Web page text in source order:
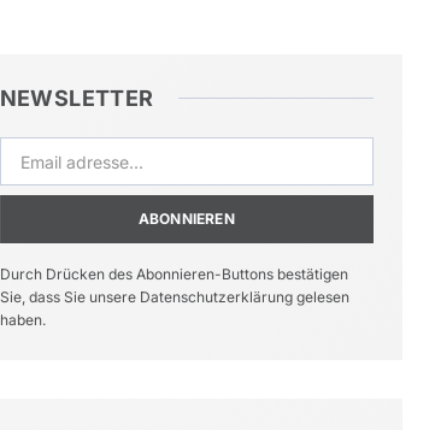
NEWSLETTER
ABONNIEREN
Durch Drücken des Abonnieren-Buttons bestätigen
Sie, dass Sie unsere Datenschutzerklärung gelesen
haben.